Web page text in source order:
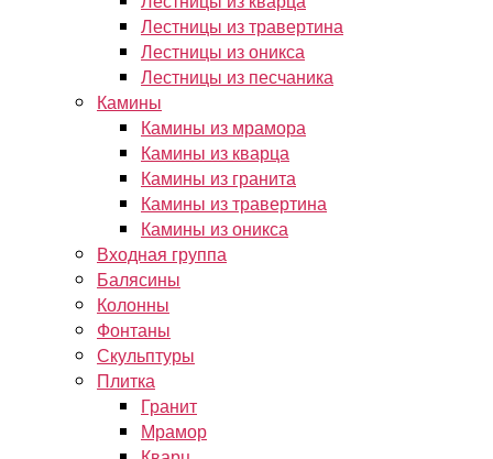
Лестницы из травертина
Лестницы из оникса
Лестницы из песчаника
Камины
Камины из мрамора
Камины из кварца
Камины из гранита
Камины из травертина
Камины из оникса
Входная группа
Балясины
Колонны
Фонтаны
Скульптуры
Плитка
Гранит
Мрамор